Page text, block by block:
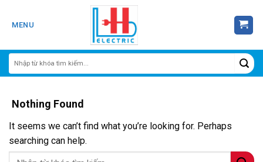
MENU
Nothing Found
It seems we can’t find what you’re looking for. Perhaps
searching can help.